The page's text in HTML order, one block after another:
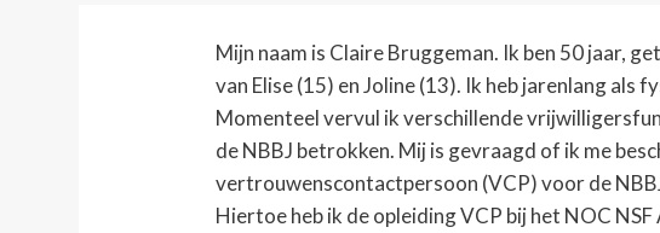
Mijn naam is Claire Bruggeman. Ik ben 50 jaar,
van Elise (15) en Joline (13). Ik heb jarenlang als
Momenteel vervul ik verschillende
de NBBJ betrokken. Mij is gevraagd of ik me
vertrouwenscontactpersoon (VCP) voor de
Hiertoe heb ik de opleiding VCP bij het NOC